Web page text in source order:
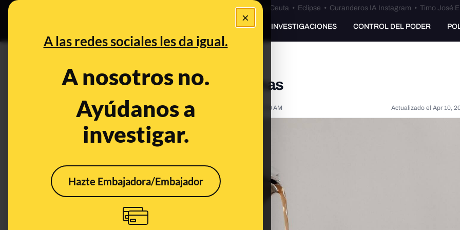
×
A las redes sociales les da igual.
A nosotros no.
Ayúdanos a
investigar.
Hazte Embajadora/Embajador
Especial Ceuta•Bulos Ceuta • Eclipse • Curanderos IA Instagram • Timo José
PREBUNKING INVESTIGACIONES CONTROL DEL PODER
Sí hay que lavar las cafeteras italianas
Publicado el Apr 10, 2023, 9:14:00 AM Actualizado el Apr 10,